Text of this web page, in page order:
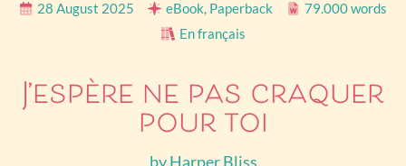
28 August 2025 eBook, Paperback
79.000 words
En français
J’espère ne pas craquer
pour toi
byHarper Bliss